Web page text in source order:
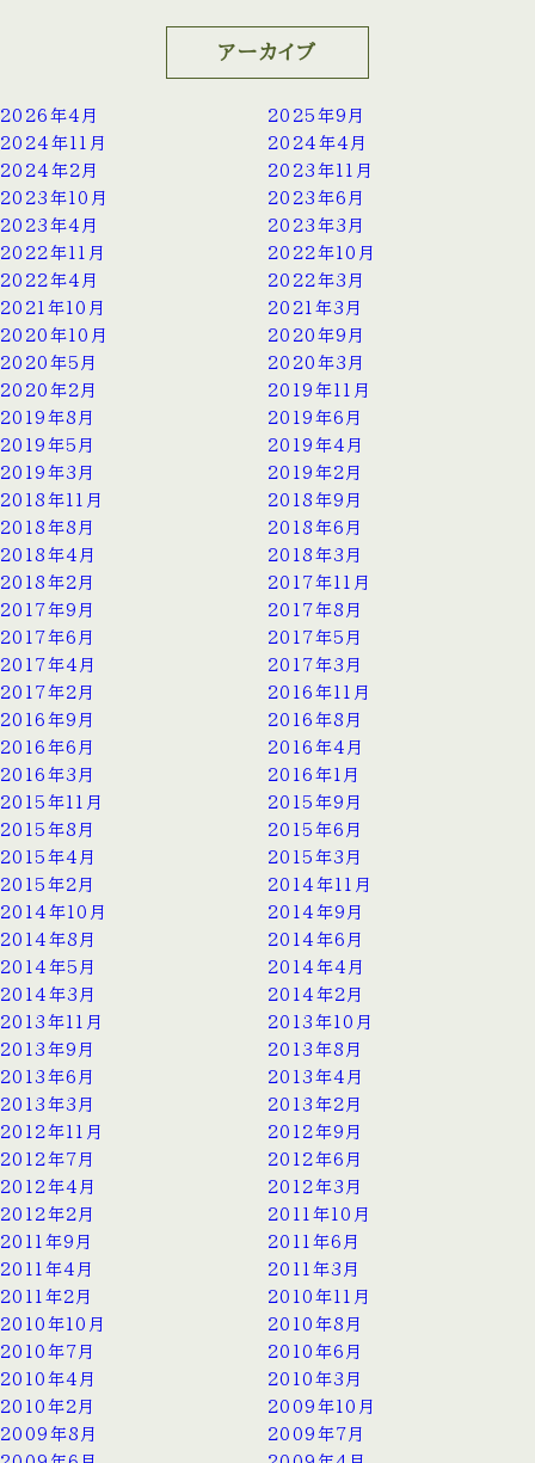
アーカイブ
2026年4月
2025年9月
2024年11月
2024年4月
2024年2月
2023年11月
2023年10月
2023年6月
2023年4月
2023年3月
2022年11月
2022年10月
2022年4月
2022年3月
2021年10月
2021年3月
2020年10月
2020年9月
2020年5月
2020年3月
2020年2月
2019年11月
2019年8月
2019年6月
2019年5月
2019年4月
2019年3月
2019年2月
2018年11月
2018年9月
2018年8月
2018年6月
2018年4月
2018年3月
2018年2月
2017年11月
2017年9月
2017年8月
2017年6月
2017年5月
2017年4月
2017年3月
2017年2月
2016年11月
2016年9月
2016年8月
2016年6月
2016年4月
2016年3月
2016年1月
2015年11月
2015年9月
2015年8月
2015年6月
2015年4月
2015年3月
2015年2月
2014年11月
2014年10月
2014年9月
2014年8月
2014年6月
2014年5月
2014年4月
2014年3月
2014年2月
2013年11月
2013年10月
2013年9月
2013年8月
2013年6月
2013年4月
2013年3月
2013年2月
2012年11月
2012年9月
2012年7月
2012年6月
2012年4月
2012年3月
2012年2月
2011年10月
2011年9月
2011年6月
2011年4月
2011年3月
2011年2月
2010年11月
2010年10月
2010年8月
2010年7月
2010年6月
2010年4月
2010年3月
2010年2月
2009年10月
2009年8月
2009年7月